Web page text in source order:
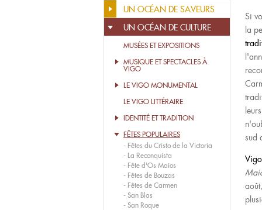
UN OCÉAN DE SAVEURS
UN OCÉAN DE CULTURE
MUSÉES ET EXPOSITIONS
MUSIQUE ET SPECTACLES À
VIGO
LE VIGO MONUMENTAL
LE VIGO LITTÉRAIRE
IDENTITÉ ET TRADITION
FÊTES POPULAIRES
- Fêtes du Cristo de la Victoria
- La Reconquista
- Fête d'Os Maios
- Fêtes de Bouzas
- Fêtes de Carmen
- San Blas
- San Roque
Si
la
sud